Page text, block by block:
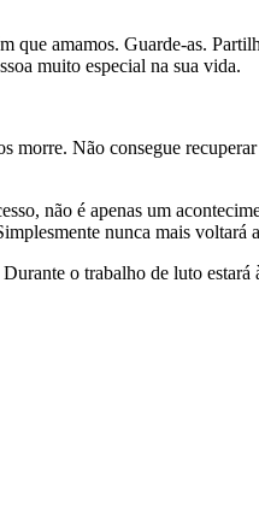
que amamos. Guarde-as.
muito especial na sua vida.
morre. Não consegue
não é apenas um
nunca mais
o trabalho de luto